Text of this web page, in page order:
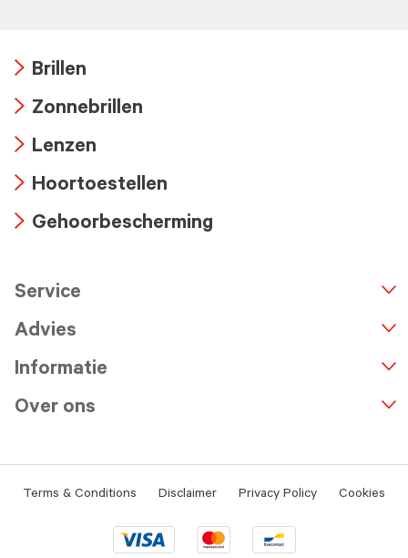
icon
Brillen
icon
Zonnebrillen
icon
Lenzen
icon
Hoortoestellen
Gehoorbescherming
Service
Advies
Informatie
Over ons
Terms & Conditions Disclaimer Privacy Policy Cookies
Visa
logo
Mastercard
logo
Bancontact
logo